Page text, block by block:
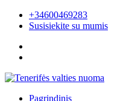
+34600469283
Susisiekite su mumis
Pagrindinis